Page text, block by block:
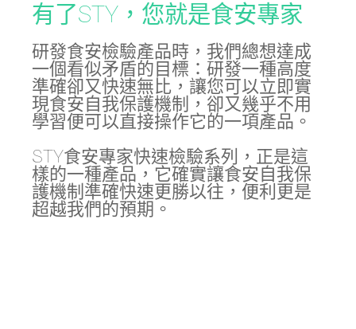
有了STY，您就是食安專家
研發食安檢驗產品時，我們總想達成
一個看似矛盾的目標：研發一種高度
準確卻又快速無比，讓您可以立即實
現食安自我保護機制，卻又幾乎不用
學習便可以直接操作它的一項產品。
STY食安專家快速檢驗系列，正是這
樣的一種產品，它確實讓食安自我保
護機制準確快速更勝以往，便利更是
超越我們的預期。